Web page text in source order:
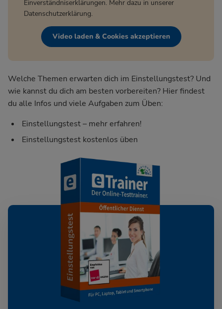
Einverständniserklärungen. Mehr dazu in unserer
Datenschutzerklärung.
Video laden & Cookies akzeptieren
Welche Themen erwarten dich im Einstellungstest? Und
wie kannst du dich am besten vorbereiten? Hier findest
du alle Infos und viele Aufgaben zum Üben:
Einstellungstest – mehr erfahren!
Einstellungstest kostenlos üben